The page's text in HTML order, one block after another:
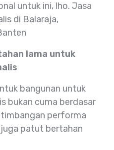
untuk ini, lho. Jasa
di Balaraja,
lama untuk
bangunan untuk
bukan cuma berdasar
performa
juga patut bertahan